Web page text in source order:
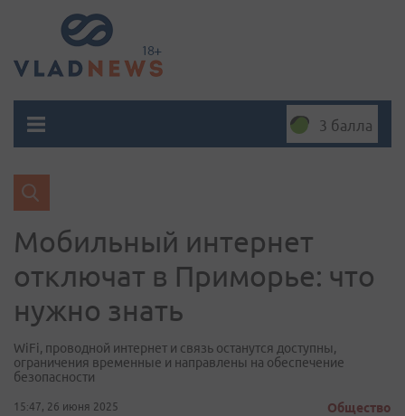
3 балла
Мобильный интернет
отключат в Приморье: что
нужно знать
WiFi, проводной интернет и связь останутся доступны,
ограничения временные и направлены на обеспечение
безопасности
15:47, 26 июня 2025 Общество